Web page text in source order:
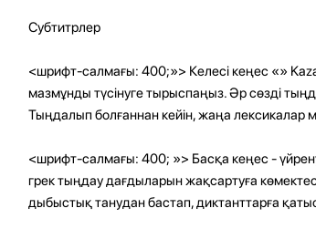
Субтитрлер
<шрифт-салмағы: 400;»> Келесі кеңес «»
мазмұнды түсінуге тырыспаңыз. Әр сөзді
Тыңдалып болғаннан кейін, жаңа лексикалар
<шрифт-салмағы: 400; »> Басқа кеңес -
грек тыңдау дағдыларын жақсартуға
дыбыстық танудан бастап, диктанттарға